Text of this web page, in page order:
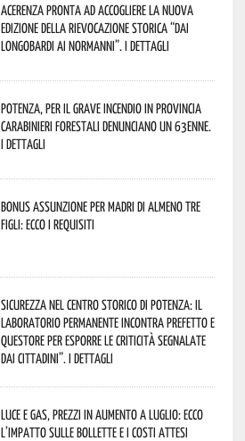
Acerenza pronta ad accogliere la nuova
edizione della rievocazione storica “Dai
Longobardi ai Normanni”. I dettagli
Potenza, per il grave incendio in Provincia
Carabinieri forestali denunciano un 63enne.
I dettagli
Bonus assunzione per madri di almeno tre
figli: ecco i requisiti
Sicurezza nel Centro Storico di Potenza: il
Laboratorio Permanente incontra Prefetto e
Questore per esporre le criticità segnalate
dai cittadini”. I dettagli
Luce e gas, prezzi in aumento a luglio: ecco
l’impatto sulle bollette e i costi attesi